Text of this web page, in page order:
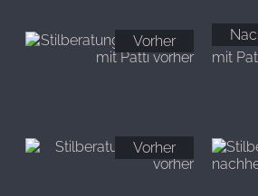
Vorher
Vorher